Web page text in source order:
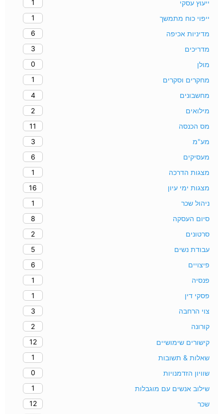
ייעוץ עסקי
1
ייפוי כוח מתמשך
1
מדיניות אכיפה
6
מדריכים
3
מולן
0
מחקרים וסקרים
1
מחשבונים
4
מילואים
2
מס הכנסה
11
מע"מ
3
מעסיקים
6
מצגות הדרכה
1
מצגות ימי עיון
16
ניהול שכר
1
סיום העסקה
8
סרטונים
2
עבודת נשים
5
פיצויים
6
פנסיה
1
פסקי דין
1
צוי הרחבה
3
קורונה
2
קישורים שימושיים
12
שאלות & תשובות
1
שוויון הזדמנויות
0
שילוב אנשים עם מוגבלות
1
שכר
12